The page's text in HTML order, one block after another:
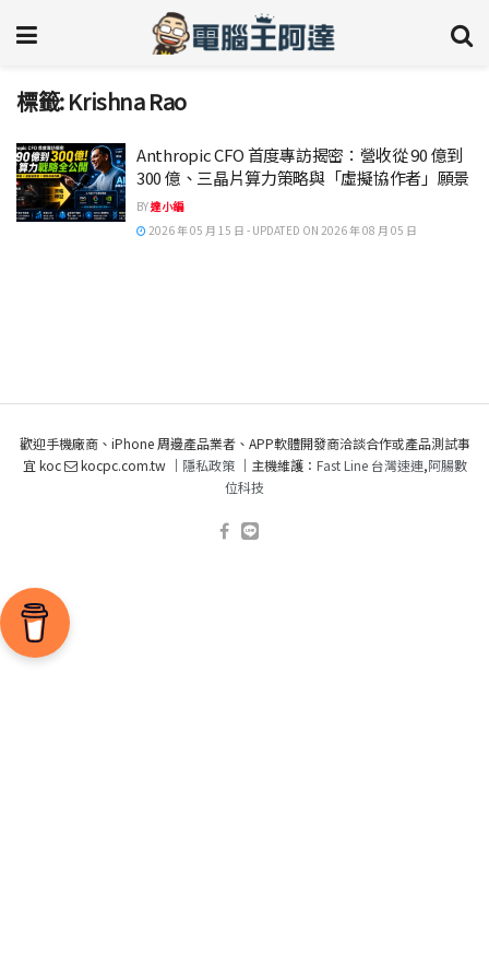
標籤:Krishna Rao
Anthropic CFO 首度專訪揭密：營收從 90 億到
300 億、三晶片算力策略與「虛擬協作者」願景
BY達小編
2026 年 05 月 15 日 - UPDATED ON 2026 年 08 月 05 日
歡迎手機廠商、iPhone 周邊產品業者、APP軟體開發商洽談合作或產品測試事
宜 koc
kocpc.com.tw ｜ 隱私政策｜主機維護： Fast Line 台灣速連,阿腸數
位科技